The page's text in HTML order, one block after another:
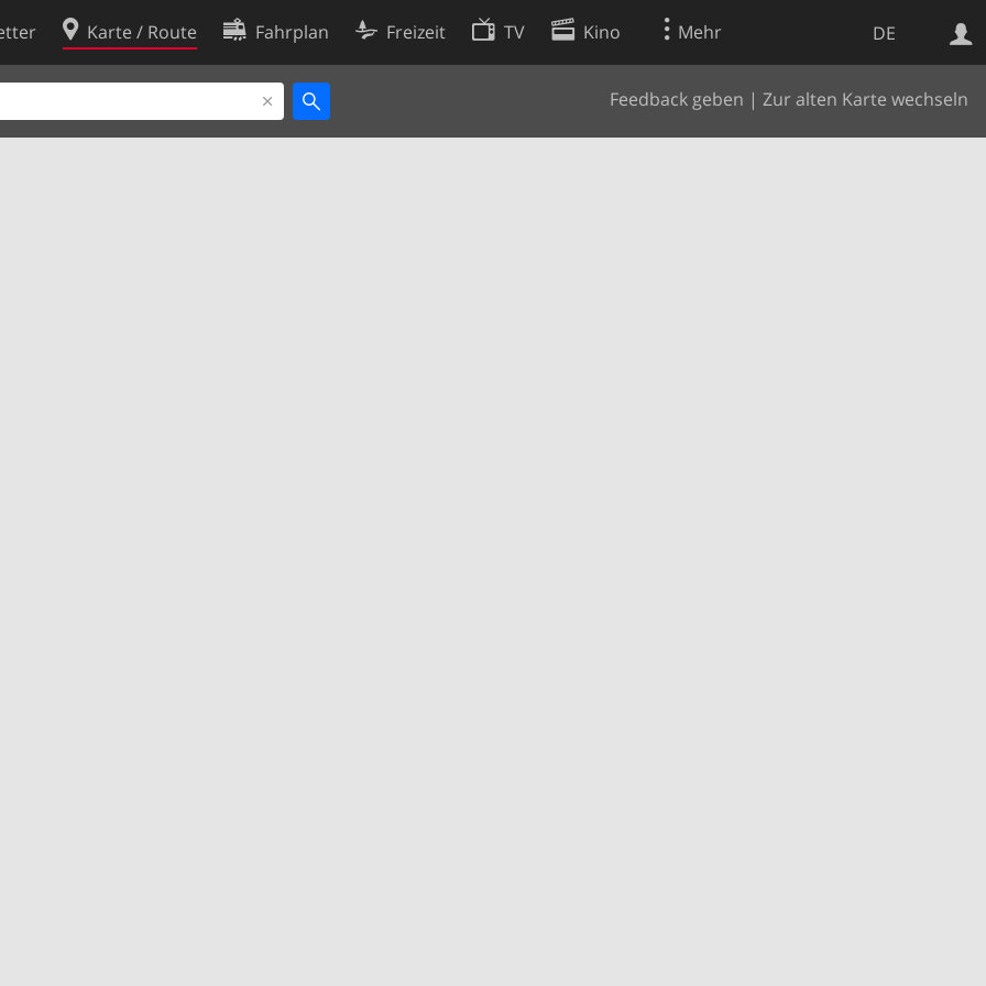
DE
Karte / Route Fahrplan Freizeit TV Kino Mehr
Feedback geben | Zur alten Karte wechseln
Websuche
Cookie-Richtlinie
Cookie-Einstellungen